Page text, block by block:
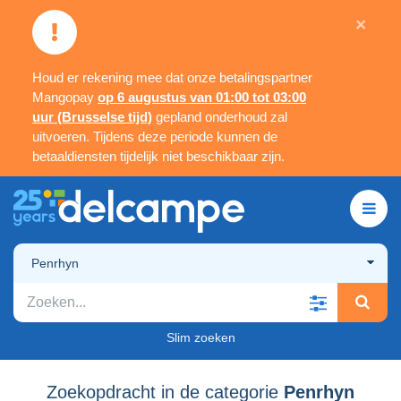
Houd er rekening mee dat onze betalingspartner
Mangopay op 6 augustus van 01:00 tot 03:00
uur (Brusselse tijd) gepland onderhoud zal
uitvoeren. Tijdens deze periode kunnen de
betaaldiensten tijdelijk niet beschikbaar zijn.
×
Penrhyn
Slim zoeken
Zoekopdracht in de categorie Penrhyn